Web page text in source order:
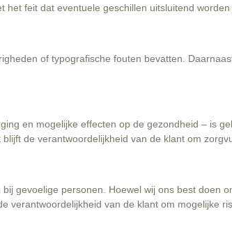
feit dat eventuele geschillen uitsluitend
of typografische fouten bevatten.
en mogelijke effecten op de gezondheid – is
de verantwoordelijkheid van de klant om
gevoelige personen. Hoewel wij ons best doen
verantwoordelijkheid van de klant om mogelijke